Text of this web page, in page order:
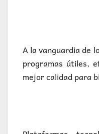
A la vanguardia de
programas útiles,
mejor calidad para